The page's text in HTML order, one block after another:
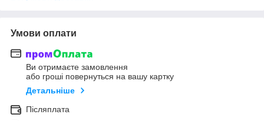
Умови оплати
Ви отримаєте замовлення
або гроші повернуться на вашу картку
Детальніше
Післяплата